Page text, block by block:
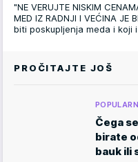
"NE VERUJTE NISKIM
MED IZ RADNJI I VEĆINA
biti poskupljenja meda i koji
PROČITAJTE JOŠ
Čega
birate
bauk ili